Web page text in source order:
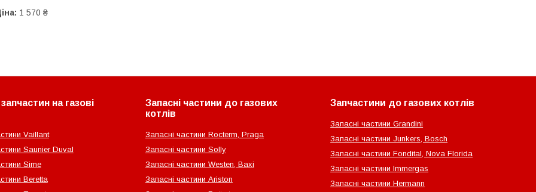
1 570 ₴
на газові
Vaillant
Saunier Duval
Sime
Beretta
Запасні частини до газових
котлів
Запасні частини Rocterm, Praga
Запасні частини Solly
Запасні частини Westen, Baxi
Запасні частини Ariston
Запчастини до газових котлів
Запасні частини Grandini
Запасні частини Junkers, Bosch
Запасні частини Fondital, Nova Florida
Запасні частини Immergas
Запасні частини Hermann